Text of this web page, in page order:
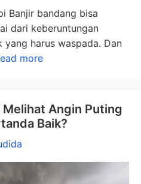
Banjir bandang bisa
dari keberuntungan
yang harus waspada. Dan
more
Melihat Angin Puting
Baik?